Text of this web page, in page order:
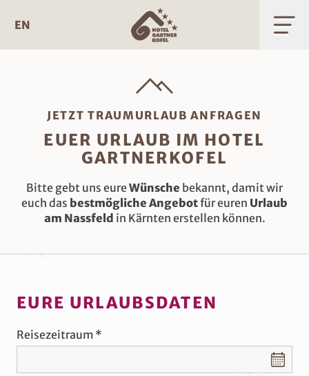
Inhalt
EN
JETZT TRAUMURLAUB ANFRAGEN
EUER URLAUB IM HOTEL
GARTNERKOFEL
Bitte gebt uns eureWünsche bekannt, damit wir
euch das bestmögliche Angebotfür euren Urlaub
am Nassfeld in Kärnten erstellen können.
EURE URLAUBSDATEN
Reisezeitraum